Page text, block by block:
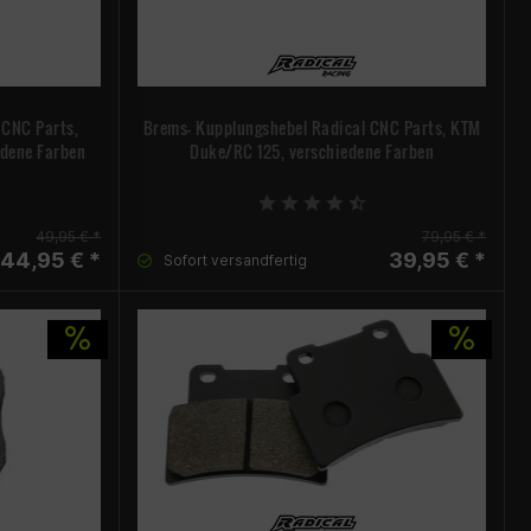
Parts,
Farben
49,95 € *
44,95 € *
Brems- Kupplungshebel Radical CNC Parts, KTM
Duke/RC 125, verschiedene Farben
Sofort versandfertig
79,95 € *
39,95 € *